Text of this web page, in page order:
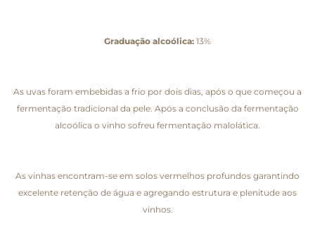
Graduação alcoólica: 13%
As uvas foram embebidas a frio por dois dias, após o que começou a
fermentação tradicional da pele. Após a conclusão da fermentação
alcoólica o vinho sofreu fermentação malolática.
As vinhas encontram-se em solos vermelhos profundos garantindo
excelente retenção de água e agregando estrutura e plenitude aos
vinhos.